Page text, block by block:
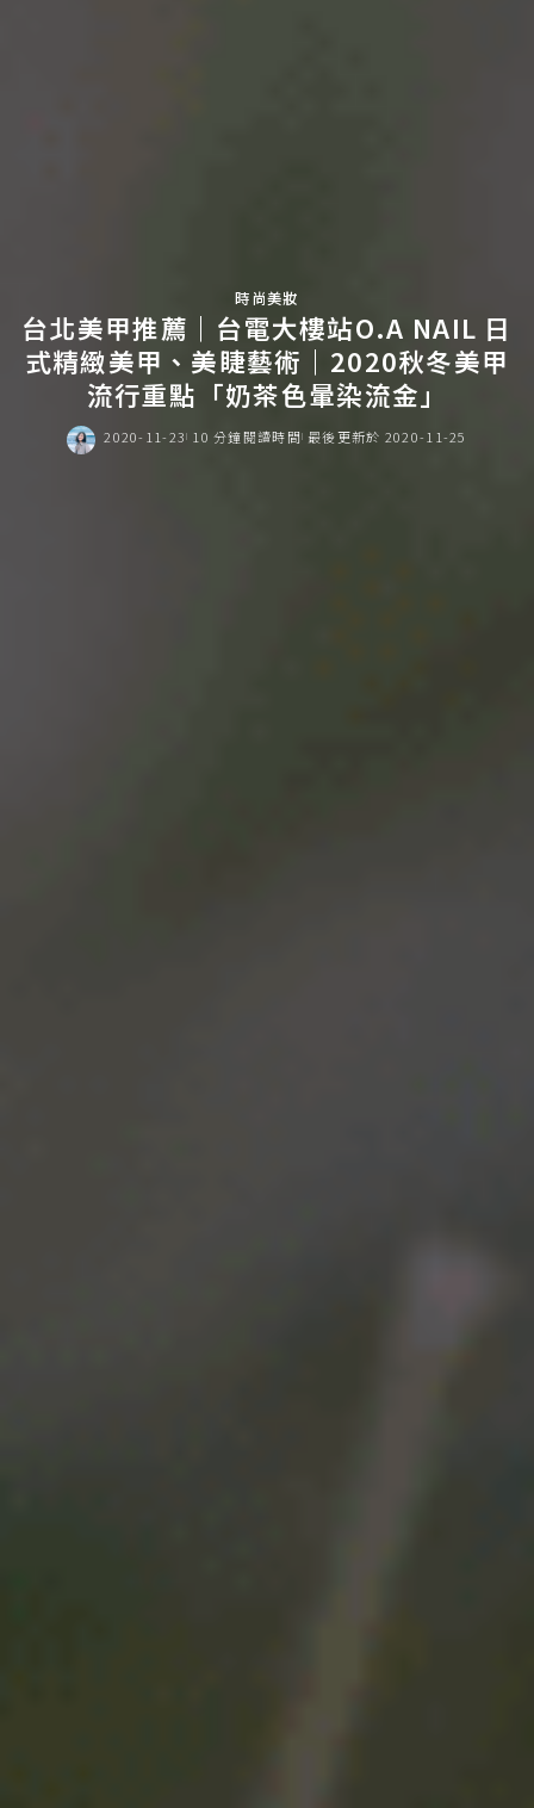
時尚美妝
台北美甲推薦｜台電大樓站O.A NAIL 日
式精緻美甲、美睫藝術｜2020秋冬美甲
流行重點「奶茶色暈染流金」
2020-11-23 10 分鐘閱讀時間 最後更新於 2020-11-25